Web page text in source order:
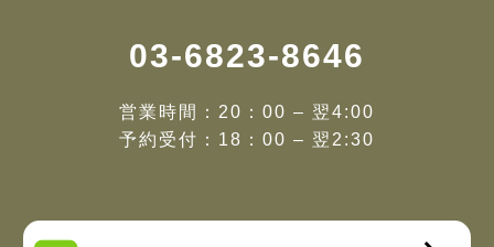
03-6823-8646
営業時間：20：00 – 翌4:00
予約受付：18：00 – 翌2:30